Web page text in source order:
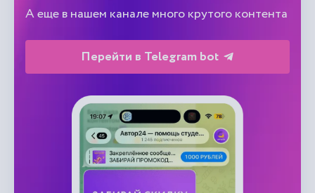
А еще в нашем канале много крутого контента
Перейти в Telegram bot